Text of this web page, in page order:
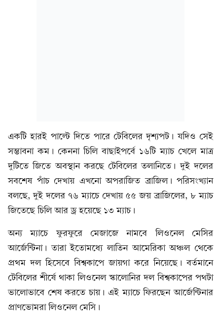
একটি হারই পাল্টে দিতে পারে টেবিলের দৃশ্যপট। যদিও সেই
সম্ভাবনা কম। কেননা চিলি বাছাইপর্বে ১৬টি ম্যাচ খেলে মাত্র
দুটিতে জিতে অবস্থান করছে টেবিলের তলানিতে। দুই দলের
সবশেষ পাঁচ দেখায় এখনো অপরাজিত ব্রাজিল। পরিসংখ্যান
বলছে, দুই দলের ৭৬ ম্যাচে দেখায় ৫৫ জয় ব্রাজিলের, ৮ ম্যাচ
জিতেছে চিলি আর ড্র হয়েছে ১৩ ম্যাচ।
অন্য ম্যাচে ফুরফুরে মেজাজে নামবে লিওনেল মেসির
আর্জেন্টিনা। তারা ইতোমধ্যে লাতিন আমেরিকা অঞ্চল থেকে
প্রথম দল হিসেবে বিশ্বকাপে জায়গা করে নিয়েছে। বর্তমানে
টেবিলের শীর্ষে থাকা লিওনেল স্কালোনির দল বিশ্বকাপের পথটা
ভালোভাবে শেষ করতে চায়। এই ম্যাচে ফিরছেন আর্জেন্টিনার
প্রাণভোমরা লিওনেল মেসি।